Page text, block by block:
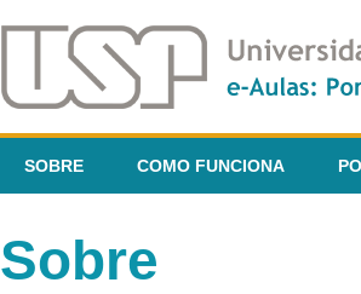
SOBRE COMO FUNCIONA
Sobre